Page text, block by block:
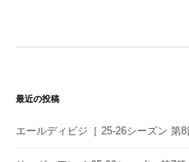
シ
ョ
最近の投稿
エールディビジ［ 25-26シーズン 第